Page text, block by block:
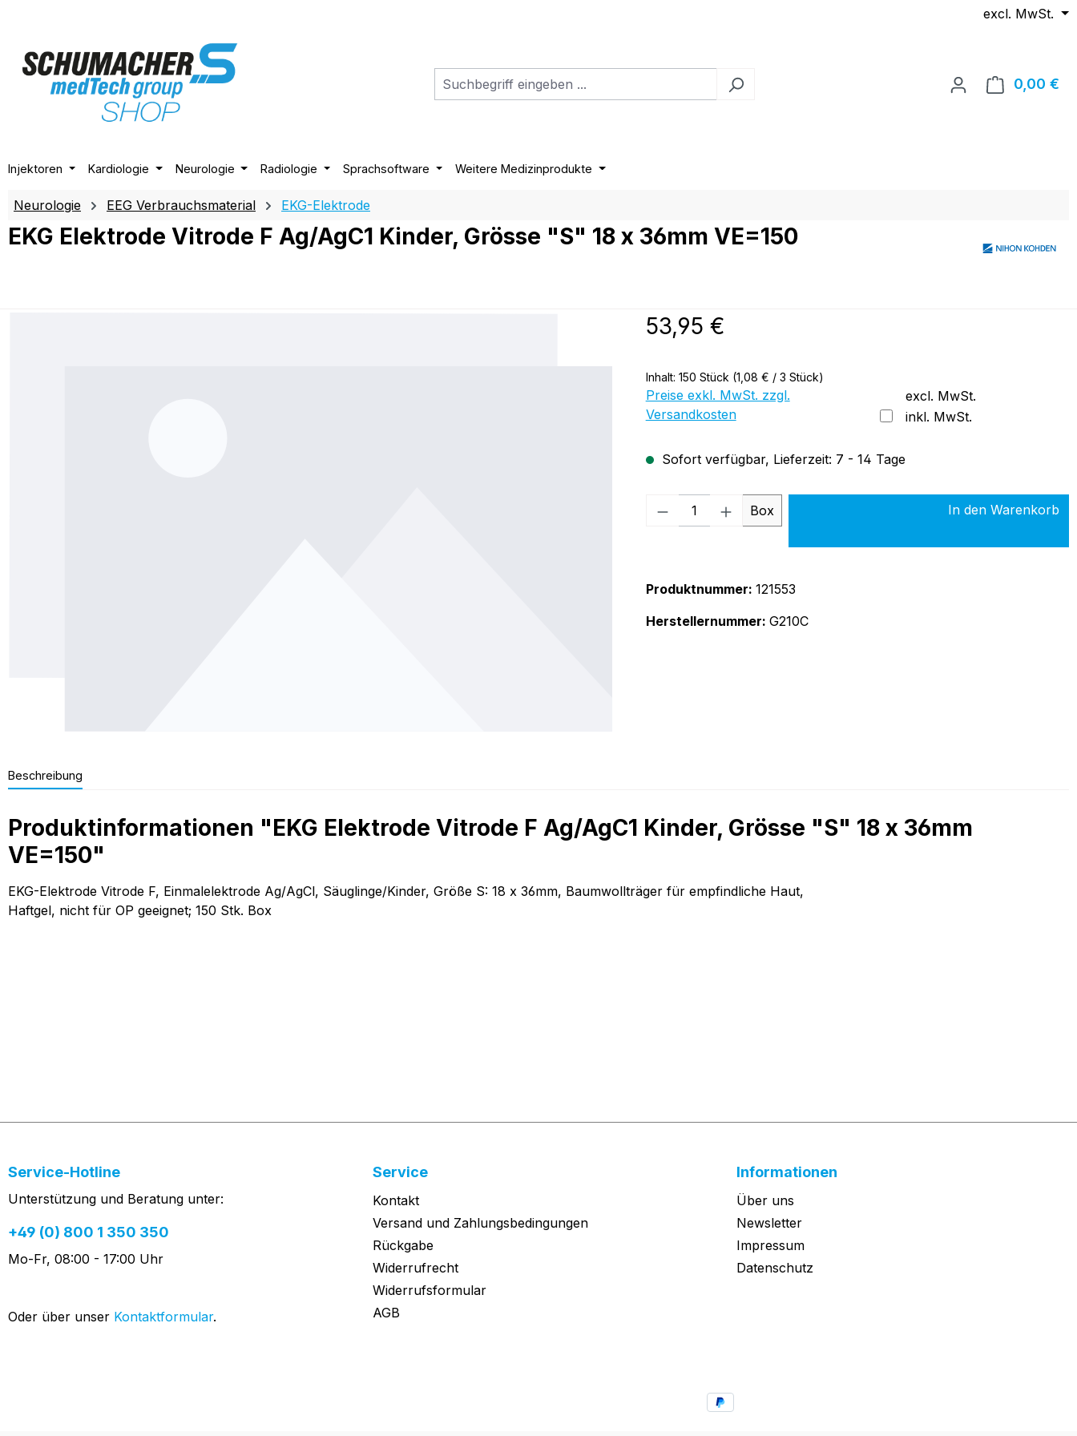
excl. MwSt.
0,00 €
Injektoren Kardiologie Neurologie Radiologie Sprachsoftware Weitere Medizinprodukte
Neurologie EEG Verbrauchsmaterial EKG-Elektrode
EKG Elektrode Vitrode F Ag/AgC1 Kinder, Grösse "S" 18 x 36mm VE=150
Regulärer Preis:
53,95 €
Inhalt: 150 Stück (1,08 € / 3 Stück)
Preise exkl. MwSt. zzgl.
Versandkosten
excl. MwSt.
inkl. MwSt.
Sofort verfügbar, Lieferzeit: 7 - 14 Tage
Produkt Anzahl: Gib den gewünschten Wert
Box In den Warenkorb
Produktnummer: 121553
Herstellernummer: G210C
Beschreibung
Produktinformationen "EKG Elektrode Vitrode F Ag/AgC1 Kinder, Grösse "S" 18 x 36mm
VE=150"
EKG-Elektrode Vitrode F, Einmalelektrode Ag/AgCl, Säuglinge/Kinder, Größe S: 18 x 36mm, Baumwollträger für empfindliche Haut,
Haftgel, nicht für OP geeignet; 150 Stk. Box
Service-Hotline
Unterstützung und Beratung unter:
+49 (0) 800 1 350 350
Mo-Fr, 08:00 - 17:00 Uhr
Oder über unser Kontaktformular.
Service
Kontakt
Versand und Zahlungsbedingungen
Rückgabe
Widerrufrecht
Widerrufsformular
AGB
Informationen
Über uns
Newsletter
Impressum
Datenschutz